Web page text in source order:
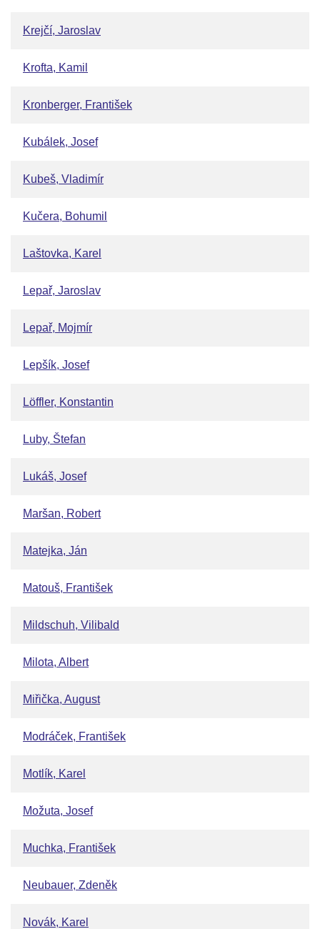
Krejčí, Jaroslav
Krofta, Kamil
Kronberger, František
Kubálek, Josef
Kubeš, Vladimír
Kučera, Bohumil
Laštovka, Karel
Lepař, Jaroslav
Lepař, Mojmír
Lepšík, Josef
Löffler, Konstantin
Luby, Štefan
Lukáš, Josef
Maršan, Robert
Matejka, Ján
Matouš, František
Mildschuh, Vilibald
Milota, Albert
Miřička, August
Modráček, František
Motlík, Karel
Možuta, Josef
Muchka, František
Neubauer, Zdeněk
Novák, Karel